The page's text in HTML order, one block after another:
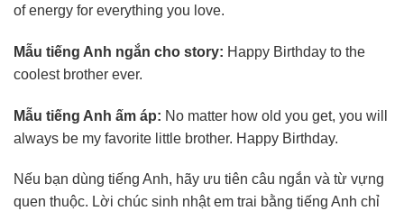
of energy for everything you love.
Mẫu tiếng Anh ngắn cho story: Happy Birthday to the
coolest brother ever.
Mẫu tiếng Anh ấm áp: No matter how old you get, you will
always be my favorite little brother. Happy Birthday.
Nếu bạn dùng tiếng Anh, hãy ưu tiên câu ngắn và từ vựng
quen thuộc. Lời chúc sinh nhật em trai bằng tiếng Anh chỉ